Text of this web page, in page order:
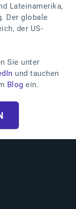
Lateinamerika,
Der globale
der US-
Sie unter
und tauchen
Blog ein.